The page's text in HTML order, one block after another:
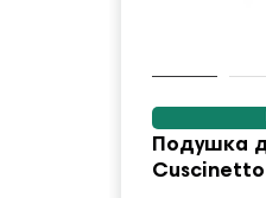
Подушка
Cuscinetto